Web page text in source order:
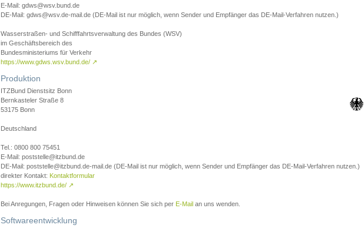
E-Mail: gdws@wsv.bund.de
DE-Mail: gdws@wsv.de-mail.de (DE-Mail ist nur möglich, wenn Sender und Empfänger das DE-Mail-Verfahren nutzen.)
Wasserstraßen- und Schifffahrtsverwaltung des Bundes (WSV)
im Geschäftsbereich des
Bundesministeriums für Verkehr
https://www.gdws.wsv.bund.de/ ↗
Produktion
ITZBund Dienstsitz Bonn
Bernkasteler Straße 8
53175 Bonn
Deutschland
Tel.: 0800 800 75451
E-Mail: poststelle@itzbund.de
DE-Mail: poststelle@itzbund.de-mail.de (DE-Mail ist nur möglich, wenn Sender und Empfänger das DE-Mail-Verfahren nutzen.)
direkter Kontakt: Kontaktformular
https://www.itzbund.de/ ↗
Bei Anregungen, Fragen oder Hinweisen können Sie sich per E-Mail an uns wenden.
Softwareentwicklung